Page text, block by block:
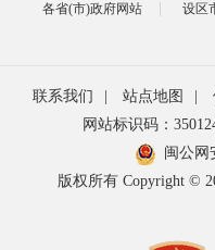
各省(市)政府网站 设区
联系我们 站点地图
网站标识码：
闽公网
版权所有 Copyright ©